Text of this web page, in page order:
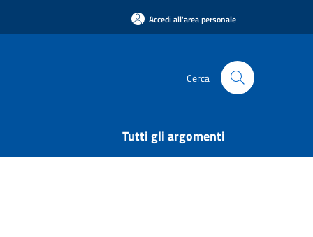
Accedi all'area personale
Cerca
Tutti gli argomenti